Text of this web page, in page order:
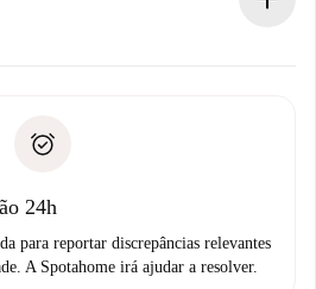
nada e ofereceremos
problema.
24h
para reportar discrepâncias relevantes
A Spotahome irá ajudar a resolver.